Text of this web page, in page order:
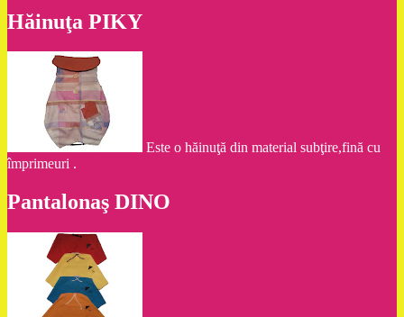
Hăinuţa PIKY
Este o hăinuţă din material subţire,fină cu
împrimeuri .
Pantalonaş DINO